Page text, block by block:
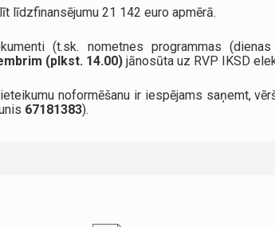
līdzfinansējumu 21 142 euro apmērā.
(t.sk. nometnes programmas
(plkst. 14.00) jānosūta uz RVP IKSD
noformēšanu ir iespējams saņemt,
67181383).